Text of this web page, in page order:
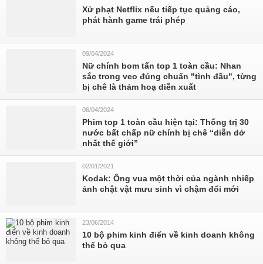
Xử phạt Netflix nếu tiếp tục quảng cáo,
phát hành game trái phép
09/04/2024
Nữ chính bom tấn top 1 toàn cầu: Nhan
sắc trong veo đúng chuẩn "tình đầu", từng
bị chê là thảm hoạ diễn xuất
06/04/2024
Phim top 1 toàn cầu hiện tại: Thống trị 30
nước bất chấp nữ chính bị chê “diễn dở
nhất thế giới”
02/01/2021
Kodak: Ông vua một thời của ngành nhiếp
ảnh chật vật mưu sinh vì chậm đổi mới
23/06/2014
10 bộ phim kinh điển về kinh doanh không
thể bỏ qua